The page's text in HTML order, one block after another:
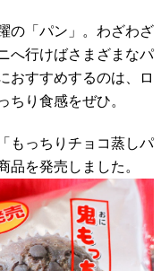
の「パン」。わざわざ
へ行けばさまざまなパ
おすすめするのは、ロ
ちり食感をぜひ。
もっちりチョコ蒸しパ
を発売しました。